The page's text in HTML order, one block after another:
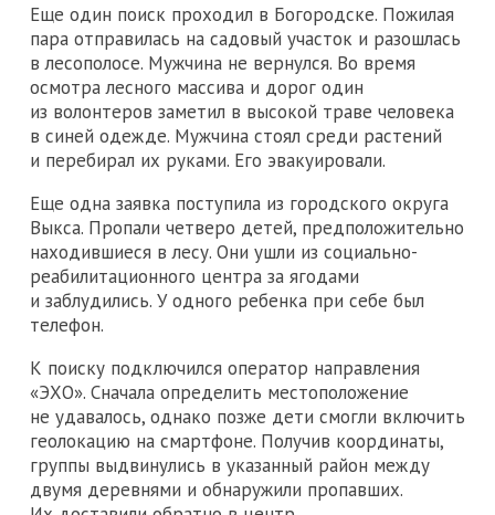
Еще один поиск проходил в Богородске. Пожилая
пара отправилась на садовый участок и разошлась
в лесополосе. Мужчина не вернулся. Во время
осмотра лесного массива и дорог один
из волонтеров заметил в высокой траве человека
в синей одежде. Мужчина стоял среди растений
и перебирал их руками. Его эвакуировали.
Еще одна заявка поступила из городского округа
Выкса. Пропали четверо детей, предположительно
находившиеся в лесу. Они ушли из социально-
реабилитационного центра за ягодами
и заблудились. У одного ребенка при себе был
телефон.
К поиску подключился оператор направления
«ЭХО». Сначала определить местоположение
не удавалось, однако позже дети смогли включить
геолокацию на смартфоне. Получив координаты,
группы выдвинулись в указанный район между
двумя деревнями и обнаружили пропавших.